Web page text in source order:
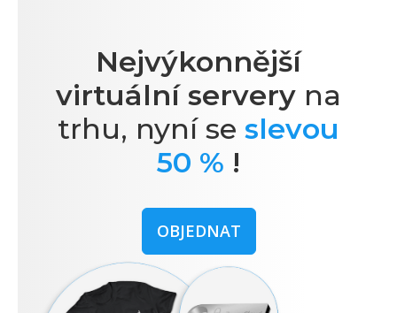
Nejvýkonnější
virtuální servery na
trhu, nyní se slevou
50 % !
OBJEDNAT